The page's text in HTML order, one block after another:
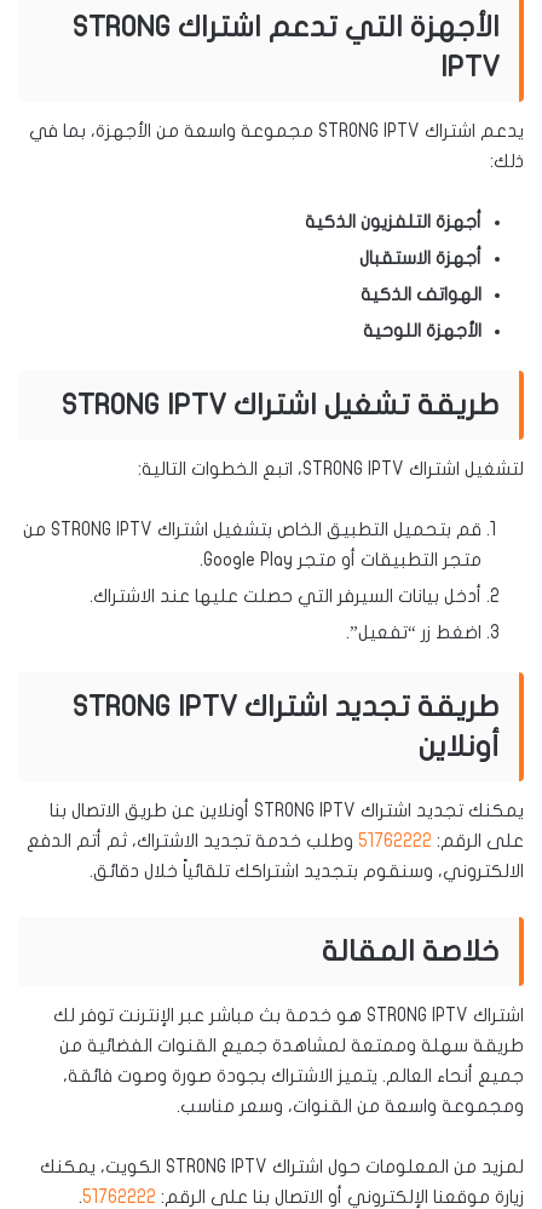
الأجهزة التي تدعم اشتراك STRONG
IPTV
يدعم اشتراك STRONG IPTV مجموعة واسعة من الأجهزة، بما في
ذلك:
أجهزة التلفزيون الذكية
أجهزة الاستقبال
الهواتف الذكية
الأجهزة اللوحية
طريقة تشغيل اشتراك STRONG IPTV
لتشغيل اشتراك STRONG IPTV، اتبع الخطوات التالية:
قم بتحميل التطبيق الخاص بتشغيل اشتراك STRONG IPTV من
متجر التطبيقات أو متجر Google Play.
أدخل بيانات السيرفر التي حصلت عليها عند الاشتراك.
اضغط زر “تفعيل”.
طريقة تجديد اشتراك STRONG IPTV
أونلاين
يمكنك تجديد اشتراك STRONG IPTV أونلاين عن طريق الاتصال بنا
على الرقم: 51762222 وطلب خدمة تجديد الاشتراك، ثم أتم الدفع
الالكتروني، وسنقوم بتجديد اشتراكك تلقائياً خلال دقائق.
خلاصة المقالة
اشتراك STRONG IPTV هو خدمة بث مباشر عبر الإنترنت توفر لك
طريقة سهلة وممتعة لمشاهدة جميع القنوات الفضائية من
جميع أنحاء العالم. يتميز الاشتراك بجودة صورة وصوت فائقة،
ومجموعة واسعة من القنوات، وسعر مناسب.
لمزيد من المعلومات حول اشتراك STRONG IPTV الكويت، يمكنك
زيارة موقعنا الإلكتروني أو الاتصال بنا على الرقم: 51762222
.